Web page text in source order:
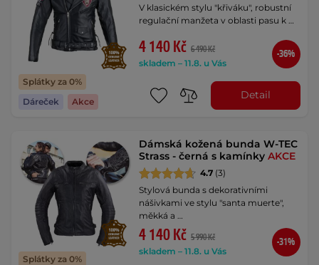
Splátky za 0%
Dáreček
Akce
V klasickém stylu "křiváku", robustní
regulační manžeta v oblasti pasu k …
4 140 Kč 6 490 Kč
skladem – 11.8. u Vás
-36%
Detail
Splátky za 0%
Dámská kožená bunda W-TEC
Strass - černá s kamínkyAKCE
4.7 (3)
Stylová bunda s dekorativními
nášivkami ve stylu "santa muerte",
měkká a …
4 140 Kč 5 990 Kč
skladem – 11.8. u Vás
-31%